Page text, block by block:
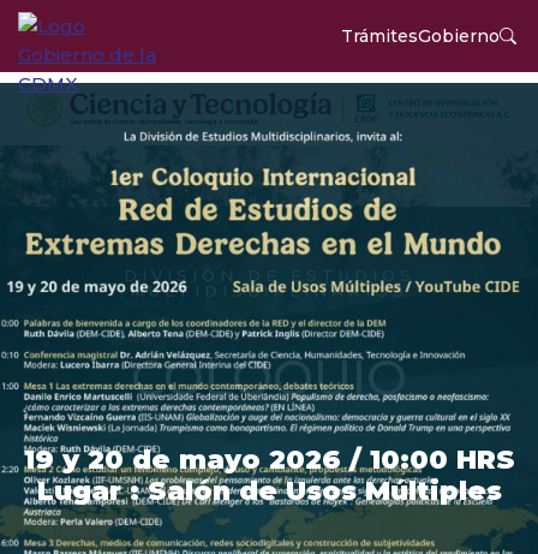
TrámitesGobierno
DIVISIÓN DE ESTUDIOS
MULTIDISCIPLINARIOS
COLOQUIO
19 y 20 de mayo 2026 / 10:00 HRS
Lugar : Salón de Usos Múltiples